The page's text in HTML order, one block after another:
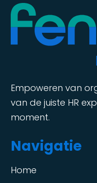
Empoweren van
van de juiste HR
moment.
Navigatie
Home